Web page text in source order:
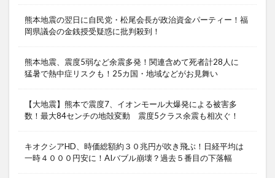
熊本地震の翌日に自民党・松尾会長が政治資金パーティー！福
岡県議会の金銭授受疑惑に批判殺到！
熊本地震、震度5弱など余震多発！関連含めて死者計28人に
猛暑で熱中症リスクも！25カ国・地域などがお見舞い
【大地震】熊本で震度7、イオンモール大爆発による被害多
数！最大84センチの地殻変動 震度5クラス余震も相次ぐ！
キオクシアHD、時価総額約３０兆円が吹き飛ぶ！日経平均は
一時４０００円安に！AIバブル崩壊？過去５番目の下落幅